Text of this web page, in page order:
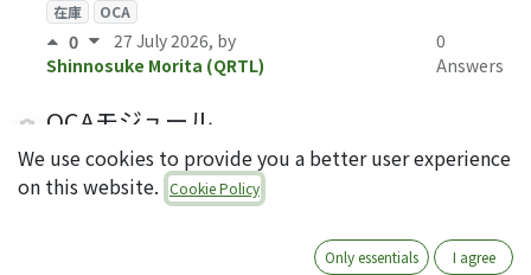
在庫 OCA
0 27 July 2026, by
Shinnosuke Morita (QRTL)
0
Answers
OCAモジュール
stock_quantity_history_location の説明
レポート 在庫 在庫評価 OCA
16 July 2026, byRyoko Tsuda (QRTL)
入荷確認時に仕入先請求書を自動作成 -
We use cookies to provide you a better user experience
on this website. Cookie Policy
Only essentials I agree